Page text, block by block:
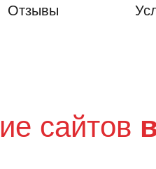
Отзывы
сайтов